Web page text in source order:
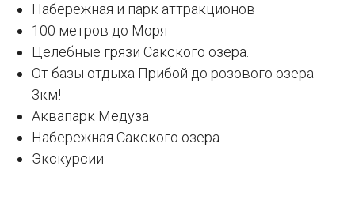
Набережная и парк аттракционов
100 метров до Моря
Целебные грязи Сакского озера.
От базы отдыха Прибой до розового озера
3км!
Аквапарк Медуза
Набережная Сакского озера
Экскурсии